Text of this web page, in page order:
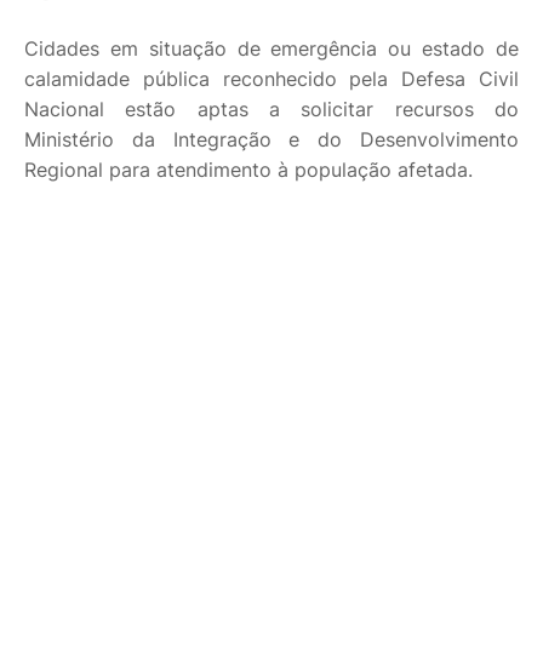
Cidades em situação de emergência ou estado de
calamidade pública reconhecido pela Defesa Civil
Nacional estão aptas a solicitar recursos do
Ministério da Integração e do Desenvolvimento
Regional para atendimento à população afetada.